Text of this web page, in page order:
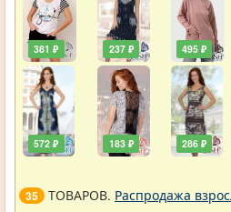
381 ₽
572 ₽
237 ₽
183 ₽
495 ₽
286 ₽
35 ТОВАРОВ. Распродажа